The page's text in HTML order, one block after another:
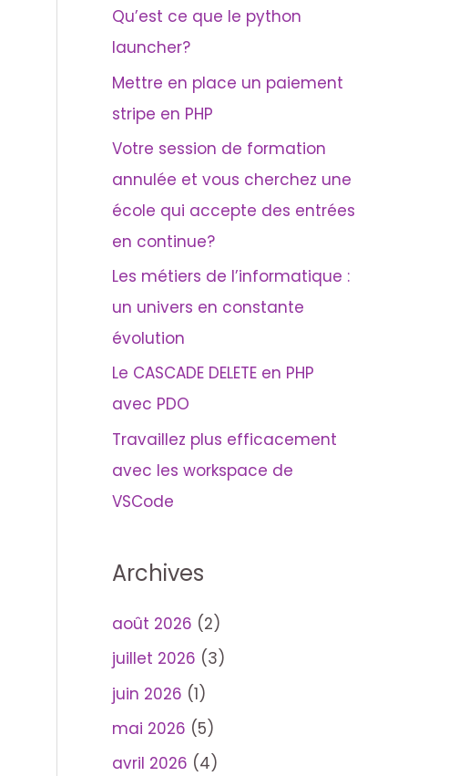
Qu’est ce que le python
launcher?
Mettre en place un paiement
stripe en PHP
Votre session de formation
annulée et vous cherchez une
école qui accepte des entrées
en continue?
Les métiers de l’informatique :
un univers en constante
évolution
Le CASCADE DELETE en PHP
avec PDO
Travaillez plus efficacement
avec les workspace de
VSCode
Archives
août 2026 (2)
juillet 2026 (3)
juin 2026 (1)
mai 2026 (5)
avril 2026 (4)